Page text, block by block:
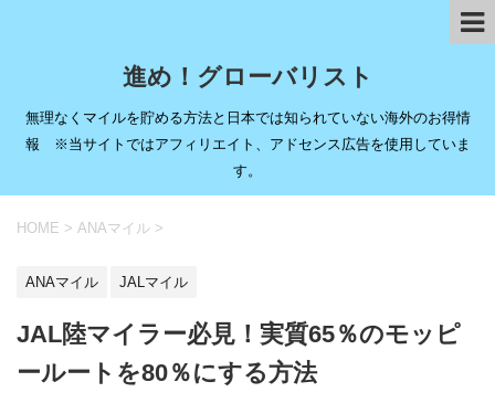
進め！グローバリスト
無理なくマイルを貯める方法と日本では知られていない海外のお得情
報 ※当サイトではアフィリエイト、アドセンス広告を使用していま
す。
HOME > ANAマイル >
ANAマイル JALマイル
JAL陸マイラー必見！実質65％のモッピ
ールートを80％にする方法